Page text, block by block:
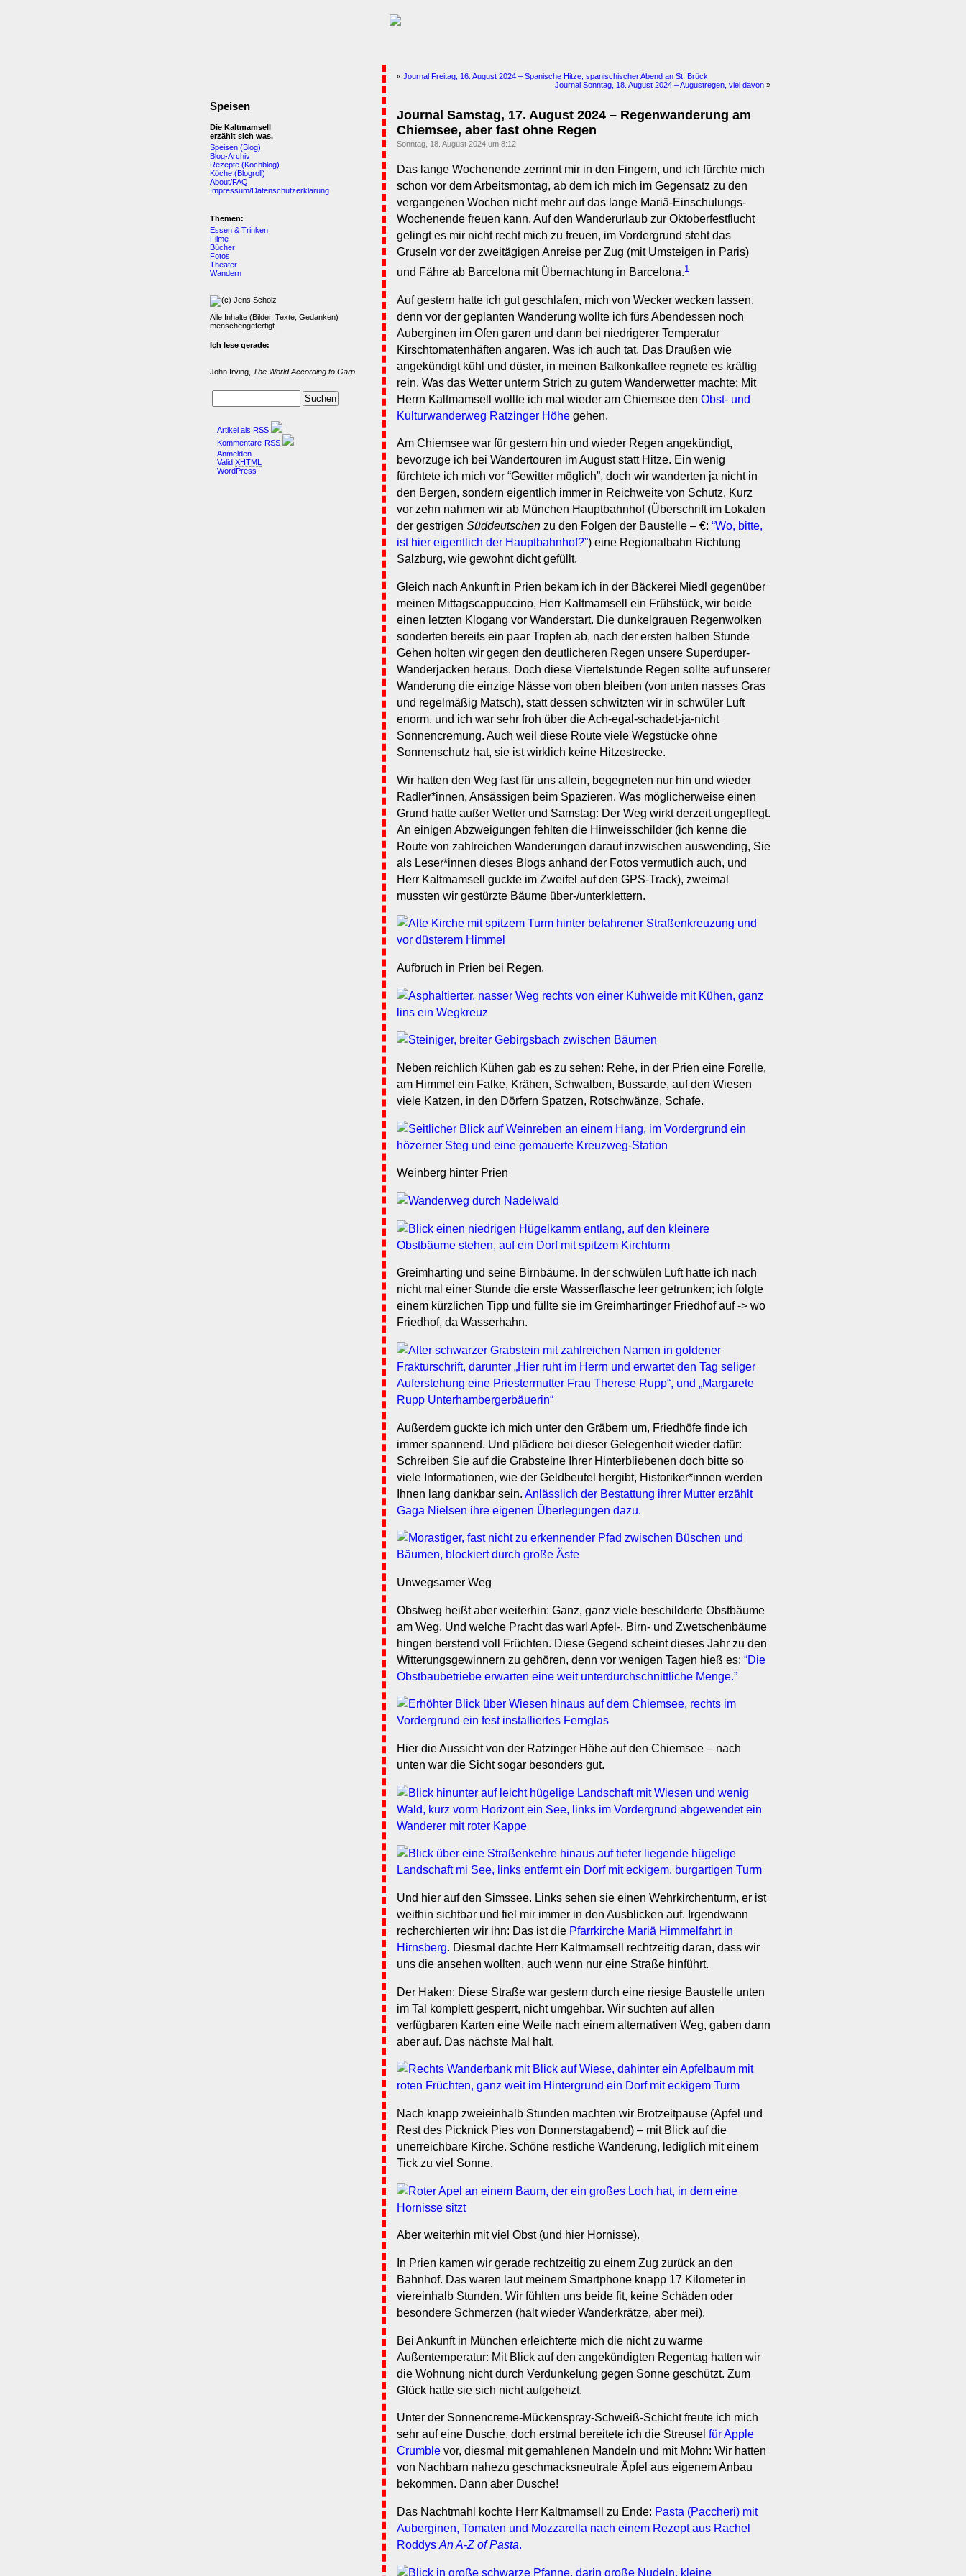
« Journal Freitag, 16. August 2024 – Spanische Hitze, spanischischer Abend an St. Brück
Journal Sonntag, 18. August 2024 – Augustregen, viel davon »
Journal Samstag, 17. August 2024 – Regenwanderung am
Chiemsee, aber fast ohne Regen
Sonntag, 18. August 2024 um 8:12
Das lange Wochenende zerrinnt mir in den Fingern, und ich fürchte mich
schon vor dem Arbeitsmontag, ab dem ich mich im Gegensatz zu den
vergangenen Wochen nicht mehr auf das lange Mariä-Einschulungs-
Wochenende freuen kann. Auf den Wanderurlaub zur Oktoberfestflucht
gelingt es mir nicht recht mich zu freuen, im Vordergrund steht das
Gruseln vor der zweitägigen Anreise per Zug (mit Umsteigen in Paris)
und Fähre ab Barcelona mit Übernachtung in Barcelona.1
Auf gestern hatte ich gut geschlafen, mich von Wecker wecken lassen,
denn vor der geplanten Wanderung wollte ich fürs Abendessen noch
Auberginen im Ofen garen und dann bei niedrigerer Temperatur
Kirschtomatenhäften angaren. Was ich auch tat. Das Draußen wie
angekündigt kühl und düster, in meinen Balkonkaffee regnete es kräftig
rein. Was das Wetter unterm Strich zu gutem Wanderwetter machte: Mit
Herrn Kaltmamsell wollte ich mal wieder am Chiemsee den Obst- und
Kulturwanderweg Ratzinger Höhe gehen.
Am Chiemsee war für gestern hin und wieder Regen angekündigt,
bevorzuge ich bei Wandertouren im August statt Hitze. Ein wenig
fürchtete ich mich vor “Gewitter möglich”, doch wir wanderten ja nicht in
den Bergen, sondern eigentlich immer in Reichweite von Schutz. Kurz
vor zehn nahmen wir ab München Hauptbahnhof (Überschrift im Lokalen
der gestrigen Süddeutschen zu den Folgen der Baustelle – €: “Wo, bitte,
ist hier eigentlich der Hauptbahnhof?”) eine Regionalbahn Richtung
Salzburg, wie gewohnt dicht gefüllt.
Gleich nach Ankunft in Prien bekam ich in der Bäckerei Miedl gegenüber
meinen Mittagscappuccino, Herr Kaltmamsell ein Frühstück, wir beide
einen letzten Klogang vor Wanderstart. Die dunkelgrauen Regenwolken
sonderten bereits ein paar Tropfen ab, nach der ersten halben Stunde
Gehen holten wir gegen den deutlicheren Regen unsere Superduper-
Wanderjacken heraus. Doch diese Viertelstunde Regen sollte auf unserer
Wanderung die einzige Nässe von oben bleiben (von unten nasses Gras
und regelmäßig Matsch), statt dessen schwitzten wir in schwüler Luft
enorm, und ich war sehr froh über die Ach-egal-schadet-ja-nicht
Sonnencremung. Auch weil diese Route viele Wegstücke ohne
Sonnenschutz hat, sie ist wirklich keine Hitzestrecke.
Wir hatten den Weg fast für uns allein, begegneten nur hin und wieder
Radler*innen, Ansässigen beim Spazieren. Was möglicherweise einen
Grund hatte außer Wetter und Samstag: Der Weg wirkt derzeit ungepflegt.
An einigen Abzweigungen fehlten die Hinweisschilder (ich kenne die
Route von zahlreichen Wanderungen darauf inzwischen auswending, Sie
als Leser*innen dieses Blogs anhand der Fotos vermutlich auch, und
Herr Kaltmamsell guckte im Zweifel auf den GPS-Track), zweimal
mussten wir gestürzte Bäume über-/unterklettern.
Aufbruch in Prien bei Regen.
Neben reichlich Kühen gab es zu sehen: Rehe, in der Prien eine Forelle,
am Himmel ein Falke, Krähen, Schwalben, Bussarde, auf den Wiesen
viele Katzen, in den Dörfern Spatzen, Rotschwänze, Schafe.
Weinberg hinter Prien
Greimharting und seine Birnbäume. In der schwülen Luft hatte ich nach
nicht mal einer Stunde die erste Wasserflasche leer getrunken; ich folgte
einem kürzlichen Tipp und füllte sie im Greimhartinger Friedhof auf -> wo
Friedhof, da Wasserhahn.
Außerdem guckte ich mich unter den Gräbern um, Friedhöfe finde ich
immer spannend. Und plädiere bei dieser Gelegenheit wieder dafür:
Schreiben Sie auf die Grabsteine Ihrer Hinterbliebenen doch bitte so
viele Informationen, wie der Geldbeutel hergibt, Historiker*innen werden
Ihnen lang dankbar sein. Anlässlich der Bestattung ihrer Mutter erzählt
Gaga Nielsen ihre eigenen Überlegungen dazu.
Unwegsamer Weg
Obstweg heißt aber weiterhin: Ganz, ganz viele beschilderte Obstbäume
am Weg. Und welche Pracht das war! Apfel-, Birn- und Zwetschenbäume
hingen berstend voll Früchten. Diese Gegend scheint dieses Jahr zu den
Witterungsgewinnern zu gehören, denn vor wenigen Tagen hieß es: “Die
Obstbaubetriebe erwarten eine weit unterdurchschnittliche Menge.”
Hier die Aussicht von der Ratzinger Höhe auf den Chiemsee – nach
unten war die Sicht sogar besonders gut.
Und hier auf den Simssee. Links sehen sie einen Wehrkirchenturm, er ist
weithin sichtbar und fiel mir immer in den Ausblicken auf. Irgendwann
recherchierten wir ihn: Das ist die Pfarrkirche Mariä Himmelfahrt in
Hirnsberg. Diesmal dachte Herr Kaltmamsell rechtzeitig daran, dass wir
uns die ansehen wollten, auch wenn nur eine Straße hinführt.
Der Haken: Diese Straße war gestern durch eine riesige Baustelle unten
im Tal komplett gesperrt, nicht umgehbar. Wir suchten auf allen
verfügbaren Karten eine Weile nach einem alternativen Weg, gaben dann
aber auf. Das nächste Mal halt.
Nach knapp zweieinhalb Stunden machten wir Brotzeitpause (Apfel und
Rest des Picknick Pies von Donnerstagabend) – mit Blick auf die
unerreichbare Kirche. Schöne restliche Wanderung, lediglich mit einem
Tick zu viel Sonne.
Aber weiterhin mit viel Obst (und hier Hornisse).
In Prien kamen wir gerade rechtzeitig zu einem Zug zurück an den
Bahnhof. Das waren laut meinem Smartphone knapp 17 Kilometer in
viereinhalb Stunden. Wir fühlten uns beide fit, keine Schäden oder
besondere Schmerzen (halt wieder Wanderkrätze, aber mei).
Bei Ankunft in München erleichterte mich die nicht zu warme
Außentemperatur: Mit Blick auf den angekündigten Regentag hatten wir
die Wohnung nicht durch Verdunkelung gegen Sonne geschützt. Zum
Glück hatte sie sich nicht aufgeheizt.
Unter der Sonnencreme-Mückenspray-Schweiß-Schicht freute ich mich
sehr auf eine Dusche, doch erstmal bereitete ich die Streusel für Apple
Crumble vor, diesmal mit gemahlenen Mandeln und mit Mohn: Wir hatten
von Nachbarn nahezu geschmacksneutrale Äpfel aus eigenem Anbau
bekommen. Dann aber Dusche!
Das Nachtmahl kochte Herr Kaltmamsell zu Ende: Pasta (Paccheri) mit
Auberginen, Tomaten und Mozzarella nach einem Rezept aus Rachel
Roddys An A-Z of Pasta.
Speisen
Die Kaltmamsell
erzählt sich was.
Speisen (Blog)
Blog-Archiv
Rezepte (Kochblog)
Köche (Blogroll)
About/FAQ
Impressum/Datenschutzerklärung
Themen:
Essen & Trinken
Filme
Bücher
Fotos
Theater
Wandern
Alle Inhalte (Bilder, Texte, Gedanken)
menschengefertigt.
Ich lese gerade:
John Irving, The World According to Garp
Artikel als RSS
Kommentare-RSS
Anmelden
Valid XHTML
WordPress